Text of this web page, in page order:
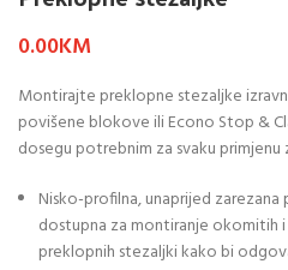
0.00KM
Montirajte preklopne stezaljke
povišene blokove ili Econo Stop &
dosegu potrebnim za svaku primjenu
Nisko-profilna, unaprijed
dostupna za montiranje okomitih
preklopnih stezaljki kako bi